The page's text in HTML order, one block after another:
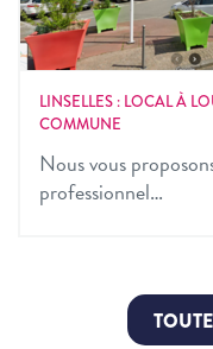
LINSELLES : LOCAL À
COMMUNE
Nous vous
professionnel…